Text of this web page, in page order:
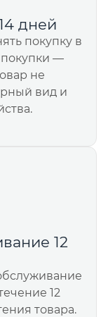
дней
покупку в
покупки —
не
вид и
12
12
товара.